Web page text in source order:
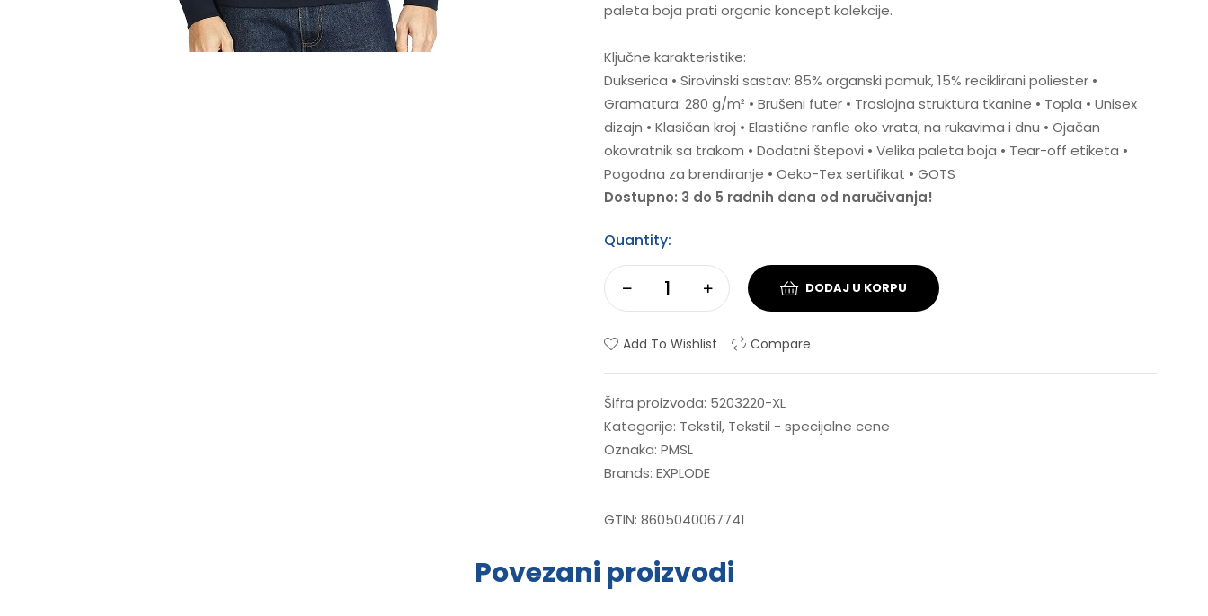
paleta boja prati organic koncept kolekcije.
Ključne karakteristike:
Dukserica • Sirovinski sastav: 85% organski pamuk, 15% reciklirani poliester •
Gramatura: 280 g/m² • Brušeni futer • Troslojna struktura tkanine • Topla • Unisex
dizajn • Klasičan kroj • Elastične ranfle oko vrata, na rukavima i dnu • Ojačan
okovratnik sa trakom • Dodatni štepovi • Velika paleta boja • Tear-off etiketa •
Pogodna za brendiranje • Oeko-Tex sertifikat • GOTS
Dostupno: 3 do 5 radnih dana od naručivanja!
Quantity:
DODAJ U KORPU
Add To Wishlist Compare
Šifra proizvoda: 5203220-XL
Kategorije: Tekstil, Tekstil - specijalne cene
Oznaka: PMSL
Brands: EXPLODE
GTIN: 8605040067741
Povezani proizvodi